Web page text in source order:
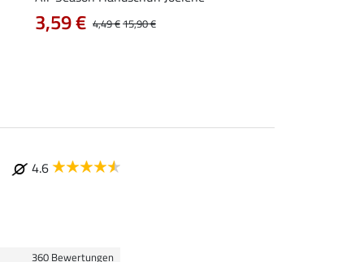
4,49 €15,90 €
3,59 €
4.6
360 Bewertungen